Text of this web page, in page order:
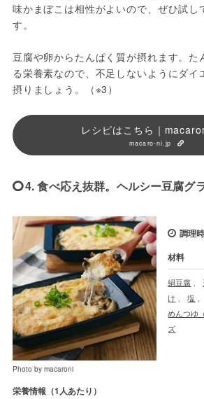
味かまぼこは相性がよいので、ぜひ試し
す。
豆腐や卵からたんぱく質が摂れます。た
る栄養素なので、不足しないようにダイ
摂りましょう。（※3）
レシピはこちら｜
macaro-ni.jp
4. 食べ応え抜群。ヘルシー豆腐グ
Photo by macaroni
調理
材料
絹豆腐
け
、塩
めんつゆ
ズ
栄養情報（1人あたり）